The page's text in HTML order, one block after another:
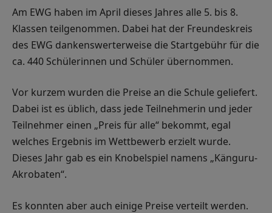
Am EWG haben im April dieses Jahres alle 5. bis 8.
Klassen teilgenommen. Dabei hat der Freundeskreis
des EWG dankenswerterweise die Startgebühr für die
ca. 440 Schülerinnen und Schüler übernommen.
Vor kurzem wurden die Preise an die Schule geliefert.
Dabei ist es üblich, dass jede Teilnehmerin und jeder
Teilnehmer einen „Preis für alle“ bekommt, egal
welches Ergebnis im Wettbewerb erzielt wurde.
Dieses Jahr gab es ein Knobelspiel namens „Känguru-
Akrobaten“.
Es konnten aber auch einige Preise verteilt werden.